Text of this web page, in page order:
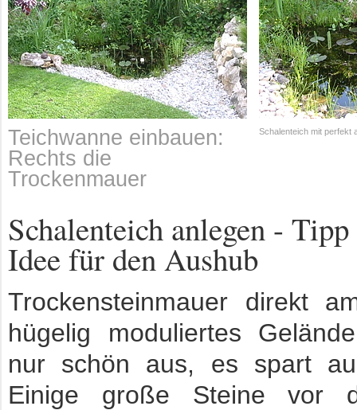
Teichwanne einbauen:
Rechts die
Trockenmauer
Schalenteich mit perfekt
Schalenteich anlegen -
Idee für den Aushub
Trockensteinmauer direkt
hügelig moduliertes
nur schön aus, es spart
Einige große Steine vor